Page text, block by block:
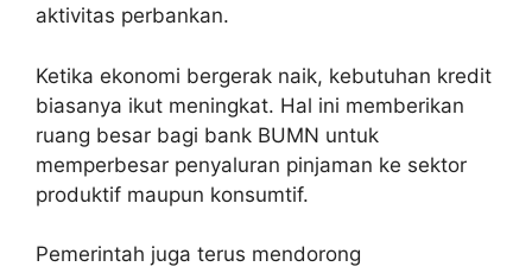
aktivitas perbankan.
Ketika ekonomi bergerak naik, kebutuhan kredit
biasanya ikut meningkat. Hal ini memberikan
ruang besar bagi bank BUMN untuk
memperbesar penyaluran pinjaman ke sektor
produktif maupun konsumtif.
Pemerintah juga terus mendorong